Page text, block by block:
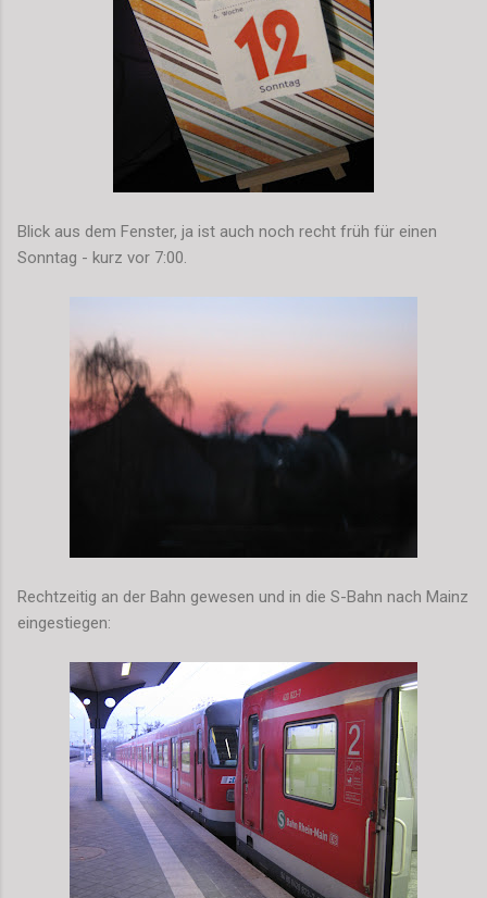
Blick aus dem Fenster, ja ist auch noch recht früh für einen
Sonntag - kurz vor 7:00.
Rechtzeitig an der Bahn gewesen und in die S-Bahn nach Mainz
eingestiegen: